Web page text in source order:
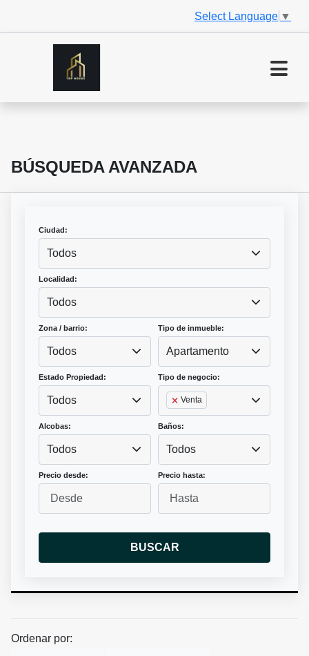
Select Language ▼
BÚSQUEDA AVANZADA
Ciudad:
Todos
Localidad:
Todos
Zona / barrio:
Todos
Tipo de inmueble:
Apartamento
Estado Propiedad:
Todos
Tipo de negocio:
Venta
Alcobas:
Todos
Baños:
Todos
Precio desde: Precio hasta:
BUSCAR
Ordenar por: